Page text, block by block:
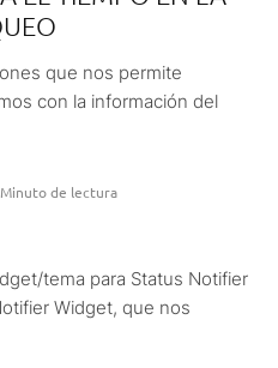
que nos permite
con la información del
de lectura
tema para Status Notifier
Widget, que nos